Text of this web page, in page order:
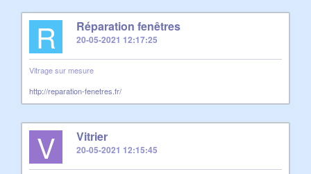
R Réparation fenêtres
20-05-2021 12:17:25
Vitrage sur mesure
http://reparation-fenetres.fr/
V Vitrier
20-05-2021 12:15:45